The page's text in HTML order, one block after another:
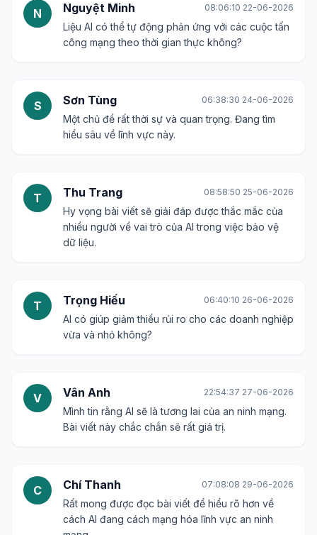
N Nguyệt Minh 08:06:10 22-06-2026
Liệu AI có thể tự động phản ứng với các cuộc tấn
công mạng theo thời gian thực không?
S Sơn Tùng 06:38:30 24-06-2026
Một chủ đề rất thời sự và quan trọng. Đang tìm
hiểu sâu về lĩnh vực này.
T Thu Trang 08:58:50 25-06-2026
Hy vọng bài viết sẽ giải đáp được thắc mắc của
nhiều người về vai trò của AI trong việc bảo vệ
dữ liệu.
T Trọng Hiếu 06:40:10 26-06-2026
AI có giúp giảm thiểu rủi ro cho các doanh nghiệp
vừa và nhỏ không?
V Vân Anh 22:54:37 27-06-2026
Mình tin rằng AI sẽ là tương lai của an ninh mạng.
Bài viết này chắc chắn sẽ rất giá trị.
C Chí Thanh 07:08:08 29-06-2026
Rất mong được đọc bài viết để hiểu rõ hơn về
cách AI đang cách mạng hóa lĩnh vực an ninh